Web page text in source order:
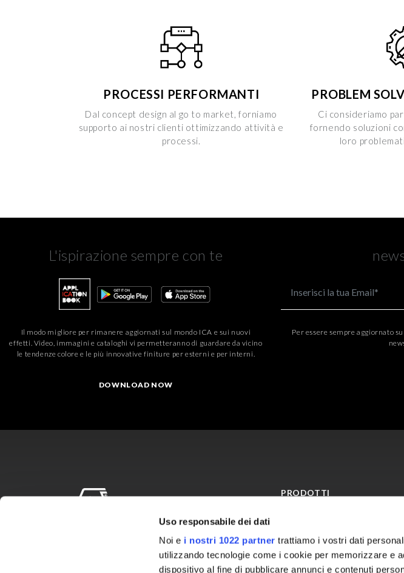
Uso responsabile dei dati
Noi e i nostri 1022 partner trattiamo i vostri dati
utilizzando tecnologie come i cookie per memorizzare e
dispositivo al fine di pubblicare annunci e contenuti
PROCESSI PERFORMANTI
Dal concept design al go to market, forniamo
supporto ai nostri clienti ottimizzando attività e
processi.
PROBLEM
Ci consideriamo
fornendo soluzioni
loro
L'ispirazione sempre con te
Il modo migliore per rimanere aggiornati sul mondo ICA e sui nuovi
effetti. Video, immagini e cataloghi vi permetteranno di guardare da vicino
le tendenze colore e le più innovative finiture per esterni e per interni.
DOWNLOAD NOW
Per essere sempre aggiornato
The Sherwin-Williams
PRODOTTI